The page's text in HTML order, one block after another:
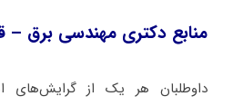
منابع دکتری ﻣﻬﻨﺪسی ﺑﺮق
داوطلبان هر یک از گرایش‌های